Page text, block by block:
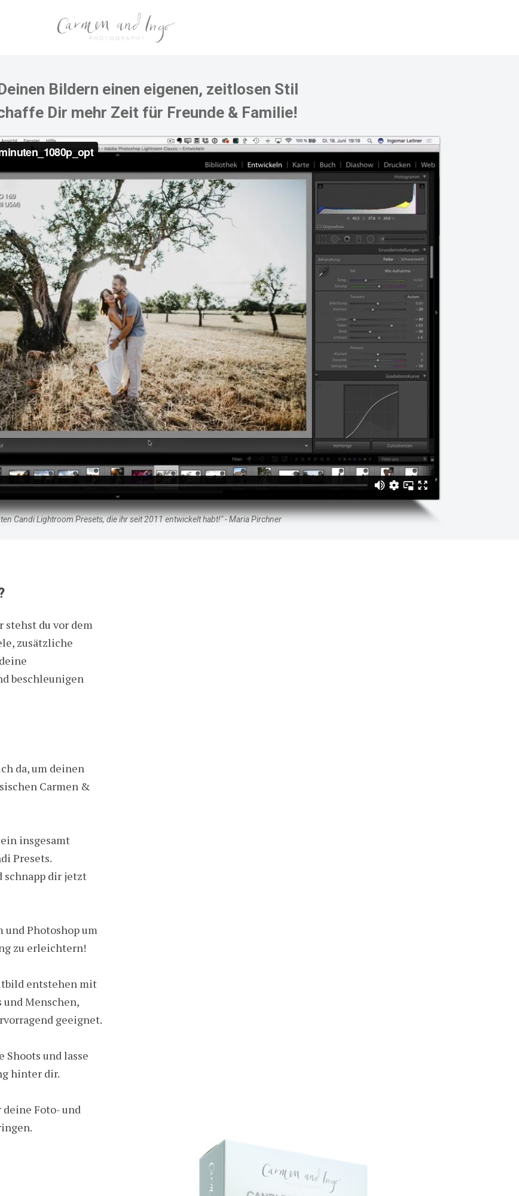
Bildern einen eigenen, zeitlosen Stil
Dir mehr Zeit für Freunde & Familie!
Candi Lightroom Presets, die ihr seit 2011 entwickelt habt!" - Maria Pirchner
stehst du vor dem
zusätzliche
beschleunigen
da, um deinen
Carmen &
insgesamt
Presets.
schnapp dir jetzt
und Photoshop um
zu erleichtern!
entstehen mit
Menschen,
geeignet.
und lasse
hinter dir.
Foto- und